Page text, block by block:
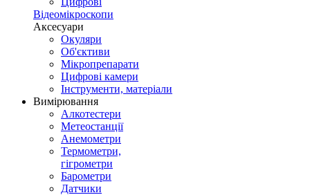
Відеомікроскопи
Аксесуари
Окуляри
Об'єктиви
Мікропрепарати
Цифрові камери
Інструменти, матеріали
Вимірювання
Алкотестери
Метеостанції
Анемометри
Термометри,
гігрометри
Барометри
Датчики